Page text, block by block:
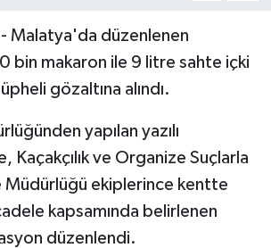
Malatya'da düzenlenen
bin makaron ile 9 litre sahte içki
gözaltına alındı.
yapılan yazılı
Kaçakçılık ve Organize Suçlarla
Müdürlüğü ekiplerince kentte
kapsamında belirlenen
düzenlendi.